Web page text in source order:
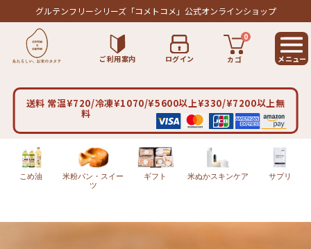
グルテンフリーシリーズ「コメトコメ」公式オンラインショップ
ご利用案内 ログイン カゴ
0
送料 常温¥720/冷凍¥1070/¥5600以上¥330/¥7200以上無
料
こめ油
米粉パン・スイー
ツ
ギフト 米ぬかスキンケア サプリ